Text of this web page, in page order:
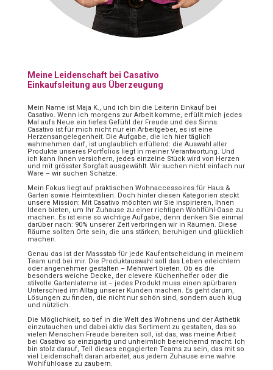
Meine Leidenschaft bei Casativo
Einkaufsleitung aus Überzeugung
Mein Name ist Maja K., und ich bin die Leiterin Einkauf bei
Casativo. Wenn ich morgens zur Arbeit komme, erfüllt mich jedes
Mal aufs Neue ein tiefes Gefühl der Freude und des Sinns.
Casativo ist für mich nicht nur ein Arbeitgeber, es ist eine
Herzensangelegenheit. Die Aufgabe, die ich hier täglich
wahrnehmen darf, ist unglaublich erfüllend: die Auswahl aller
Produkte unseres Portfolios liegt in meiner Verantwortung. Und
ich kann Ihnen versichern, jedes einzelne Stück wird von Herzen
und mit grösster Sorgfalt ausgewählt. Wir suchen nicht einfach nur
Ware – wir suchen Schätze.
Mein Fokus liegt auf praktischen Wohnaccessoires für Haus &
Garten sowie Heimtextilien. Doch hinter diesen Kategorien steckt
unsere Mission: Mit Casativo möchten wir Sie inspirieren, Ihnen
Ideen bieten, um Ihr Zuhause zu einer richtigen Wohlfühl-Oase zu
machen. Es ist eine so wichtige Aufgabe, denn denken Sie einmal
darüber nach: 90% unserer Zeit verbringen wir in Räumen. Diese
Räume sollten Orte sein, die uns stärken, beruhigen und glücklich
machen.
Genau das ist der Massstab für jede Kaufentscheidung in meinem
Team und bei mir. Die Produktauswahl soll das Leben erleichtern
oder angenehmer gestalten – Mehrwert bieten. Ob es die
besonders weiche Decke, der clevere Küchenhelfer oder die
stilvolle Gartenlaterne ist – jedes Produkt muss einen spürbaren
Unterschied im Alltag unserer Kunden machen. Es geht darum,
Lösungen zu finden, die nicht nur schön sind, sondern auch klug
und nützlich.
Die Möglichkeit, so tief in die Welt des Wohnens und der Ästhetik
einzutauchen und dabei aktiv das Sortiment zu gestalten, das so
vielen Menschen Freude bereiten soll, ist das, was meine Arbeit
bei Casativo so einzigartig und unheimlich bereichernd macht. Ich
bin stolz darauf, Teil dieses engagierten Teams zu sein, das mit so
viel Leidenschaft daran arbeitet, aus jedem Zuhause eine wahre
Wohlfühloase zu zaubern.